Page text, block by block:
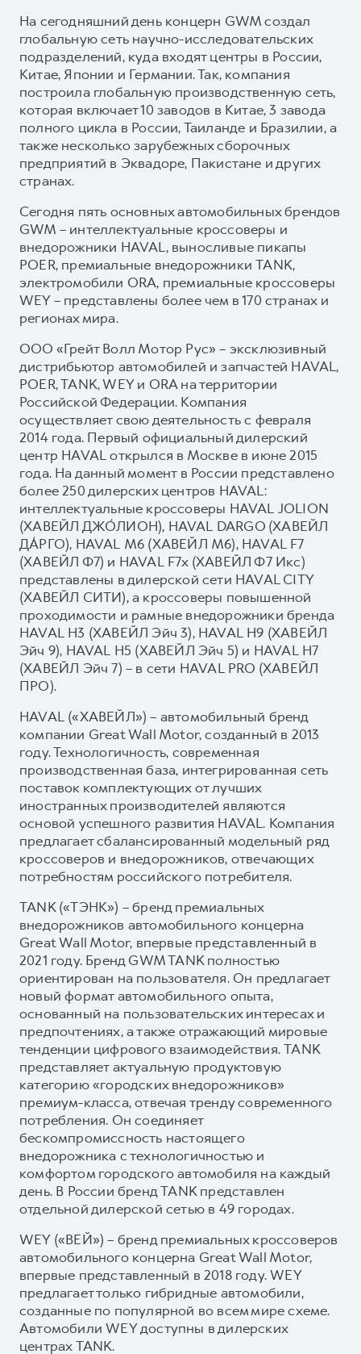
На сегодняшний день концерн GWM создал
глобальную сеть научно-исследовательских
подразделений, куда входят центры в России,
Китае, Японии и Германии. Так, компания
построила глобальную производственную сеть,
которая включает 10 заводов в Китае, 3 завода
полного цикла в России, Таиланде и Бразилии, а
также несколько зарубежных сборочных
предприятий в Эквадоре, Пакистане и других
странах.
Сегодня пять основных автомобильных брендов
GWM – интеллектуальные кроссоверы и
внедорожники HAVAL, выносливые пикапы
POER, премиальные внедорожники TANK,
электромобили ORA, премиальные кроссоверы
WEY – представлены более чем в 170 странах и
регионах мира.
ООО «Грейт Волл Мотор Рус» – эксклюзивный
дистрибьютор автомобилей и запчастей HAVAL,
POER, TANK, WEY и ORA на территории
Российской Федерации. Компания
осуществляет свою деятельность с февраля
2014 года. Первый официальный дилерский
центр HAVAL открылся в Москве в июне 2015
года. На данный момент в России представлено
более 250 дилерских центров HAVAL:
интеллектуальные кроссоверы HAVAL JOLION
(ХАВЕЙЛ ДЖО́ЛИОН), HAVAL DARGO (ХАВЕЙЛ
ДА́РГО), HAVAL М6 (ХАВЕЙЛ M6), HAVAL F7
(ХАВЕЙЛ Ф7) и HAVAL F7x (ХАВЕЙЛ Ф7 Икс)
представлены в дилерской сети HAVAL CITY
(ХАВЕЙЛ СИТИ), а кроссоверы повышенной
проходимости и рамные внедорожники бренда
HAVAL H3 (ХАВЕЙЛ Эйч 3), HAVAL H9 (ХАВЕЙЛ
Эйч 9), HAVAL H5 (ХАВЕЙЛ Эйч 5) и HAVAL H7
(ХАВЕЙЛ Эйч 7) – в сети HAVAL PRO (ХАВЕЙЛ
ПРО).
HAVAL («ХАВЕЙЛ») – автомобильный бренд
компании Great Wall Motor, созданный в 2013
году. Технологичность, современная
производственная база, интегрированная сеть
поставок комплектующих от лучших
иностранных производителей являются
основой успешного развития HAVAL. Компания
предлагает сбалансированный модельный ряд
кроссоверов и внедорожников, отвечающих
потребностям российского потребителя.
TANK («ТЭНК») – бренд премиальных
внедорожников автомобильного концерна
Great Wall Motor, впервые представленный в
2021 году. Бренд GWM TANK полностью
ориентирован на пользователя. Он предлагает
новый формат автомобильного опыта,
основанный на пользовательских интересах и
предпочтениях, а также отражающий мировые
тенденции цифрового взаимодействия. TANK
представляет актуальную продуктовую
категорию «городских внедорожников»
премиум-класса, отвечая тренду современного
потребления. Он соединяет
бескомпромиссность настоящего
внедорожника с технологичностью и
комфортом городского автомобиля на каждый
день. В России бренд TANK представлен
отдельной дилерской сетью в 49 городах.
WEY («ВЕЙ») – бренд премиальных кроссоверов
автомобильного концерна Great Wall Motor,
впервые представленный в 2018 году. WEY
предлагает только гибридные автомобили,
созданные по популярной во всем мире схеме.
Автомобили WEY доступны в дилерских
центрах TANK.